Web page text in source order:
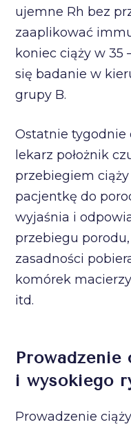
ujemne Rh bez
zaaplikować
koniec ciąży w 35
się badanie w
grupy B.
Ostatnie tygodnie
lekarz położnik
przebiegiem
pacjentkę do
wyjaśnia i
przebiegu
zasadności
komórek
itd.
i wysokiego
Prowadzenie